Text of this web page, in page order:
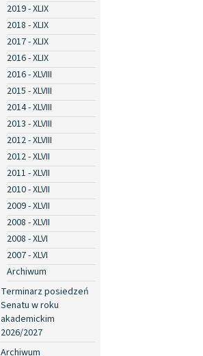
2019 - XLIX
2018 - XLIX
2017 - XLIX
2016 - XLIX
2016 - XLVIII
2015 - XLVIII
2014 - XLVIII
2013 - XLVIII
2012 - XLVIII
2012 - XLVII
2011 - XLVII
2010 - XLVII
2009 - XLVII
2008 - XLVII
2008 - XLVI
2007 - XLVI
Archiwum
Terminarz posiedzeń
Senatu w roku
akademickim
2026/2027
Archiwum